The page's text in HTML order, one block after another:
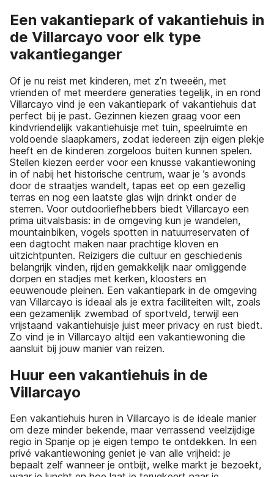
Een vakantiepark of vakantiehuis in
de Villarcayo voor elk type
vakantieganger
Of je nu reist met kinderen, met z’n tweeën, met
vrienden of met meerdere generaties tegelijk, in en rond
Villarcayo vind je een vakantiepark of vakantiehuis dat
perfect bij je past. Gezinnen kiezen graag voor een
kindvriendelijk vakantiehuisje met tuin, speelruimte en
voldoende slaapkamers, zodat iedereen zijn eigen plekje
heeft en de kinderen zorgeloos buiten kunnen spelen.
Stellen kiezen eerder voor een knusse vakantiewoning
in of nabij het historische centrum, waar je ’s avonds
door de straatjes wandelt, tapas eet op een gezellig
terras en nog een laatste glas wijn drinkt onder de
sterren. Voor outdoorliefhebbers biedt Villarcayo een
prima uitvalsbasis: in de omgeving kun je wandelen,
mountainbiken, vogels spotten in natuurreservaten of
een dagtocht maken naar prachtige kloven en
uitzichtpunten. Reizigers die cultuur en geschiedenis
belangrijk vinden, rijden gemakkelijk naar omliggende
dorpen en stadjes met kerken, kloosters en
eeuwenoude pleinen. Een vakantiepark in de omgeving
van Villarcayo is ideaal als je extra faciliteiten wilt, zoals
een gezamenlijk zwembad of sportveld, terwijl een
vrijstaand vakantiehuisje juist meer privacy en rust biedt.
Zo vind je in Villarcayo altijd een vakantiewoning die
aansluit bij jouw manier van reizen.
Huur een vakantiehuis in de
Villarcayo
Een vakantiehuis huren in Villarcayo is de ideale manier
om deze minder bekende, maar verrassend veelzijdige
regio in Spanje op je eigen tempo te ontdekken. In een
privé vakantiewoning geniet je van alle vrijheid: je
bepaalt zelf wanneer je ontbijt, welke markt je bezoekt,